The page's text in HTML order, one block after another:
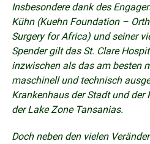
Insbesondere dank des
Kühn (Kuehn Foundation –
Surgery for Africa) und seiner
Spender gilt das St. Clare
inzwischen als das am besten
maschinell und technisch
Krankenhaus der Stadt und der
der Lake Zone Tansanias.
Doch neben den vielen